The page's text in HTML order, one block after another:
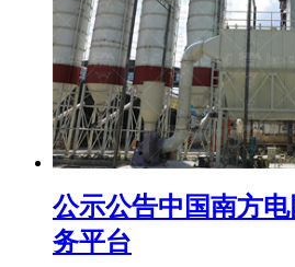
公示公告中国南方
务平台